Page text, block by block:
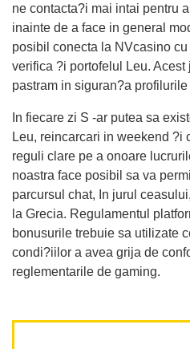
ne contacta?i mai intai pentru
inainte de a face in general
posibil conecta la NVcasino
verifica ?i portofelul Leu.
pastram in siguran?a
In fiecare zi S -ar putea sa
Leu, reincarcari in weekend ?i
reguli clare pe a onoare
noastra face posibil sa va
parcursul chat, In jurul
la Grecia. Regulamentul
bonusurile trebuie sa utilizate
condi?iilor a avea grija de
reglementarile de gaming.